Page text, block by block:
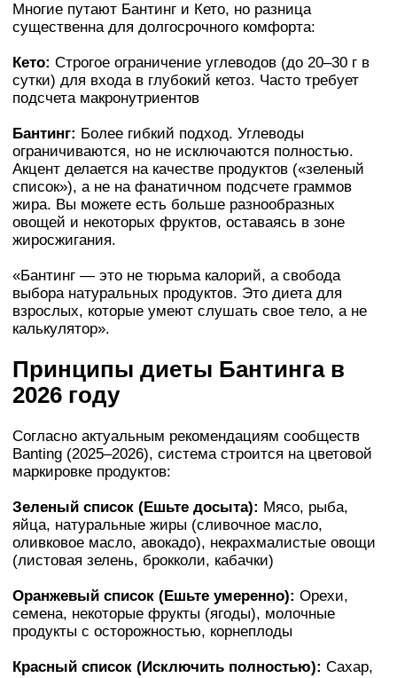
Многие путают Бантинг и Кето, но разница
существенна для долгосрочного комфорта:
Кето: Строгое ограничение углеводов (до 20–30 г в
сутки) для входа в глубокий кетоз. Часто требует
подсчета макронутриентов
Бантинг: Более гибкий подход. Углеводы
ограничиваются, но не исключаются полностью.
Акцент делается на качестве продуктов («зеленый
список»), а не на фанатичном подсчете граммов
жира. Вы можете есть больше разнообразных
овощей и некоторых фруктов, оставаясь в зоне
жиросжигания.
«Бантинг — это не тюрьма калорий, а свобода
выбора натуральных продуктов. Это диета для
взрослых, которые умеют слушать свое тело, а не
калькулятор».
Принципы диеты Бантинга в
2026 году
Согласно актуальным рекомендациям сообществ
Banting (2025–2026), система строится на цветовой
маркировке продуктов:
Зеленый список (Ешьте досыта): Мясо, рыба,
яйца, натуральные жиры (сливочное масло,
оливковое масло, авокадо), некрахмалистые овощи
(листовая зелень, брокколи, кабачки)
Оранжевый список (Ешьте умеренно): Орехи,
семена, некоторые фрукты (ягоды), молочные
продукты с осторожностью, корнеплоды
Красный список (Исключить полностью): Сахар,